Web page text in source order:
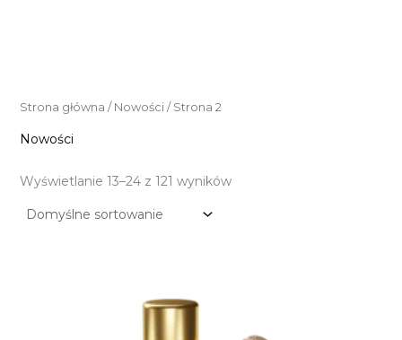
Strona główna / Nowości/ Strona 2
Nowości
Wyświetlanie 13–24 z 121 wyników